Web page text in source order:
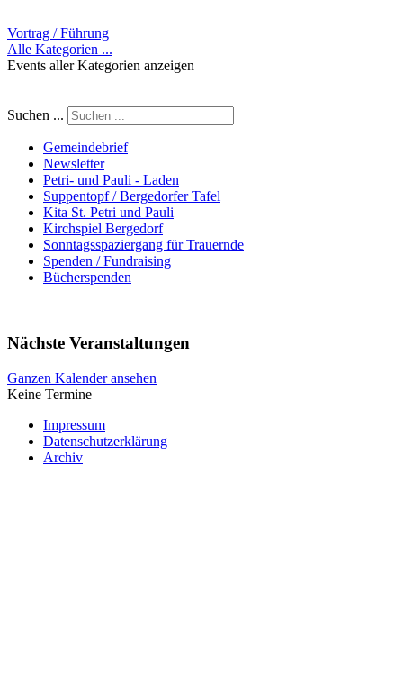
Vortrag / Führung
Alle Kategorien ...
Events aller Kategorien anzeigen
Suchen ...
Gemeindebrief
Newsletter
Petri- und Pauli - Laden
Suppentopf / Bergedorfer Tafel
Kita St. Petri und Pauli
Kirchspiel Bergedorf
Sonntagsspaziergang für Trauernde
Spenden / Fundraising
Bücherspenden
Nächste Veranstaltungen
Ganzen Kalender ansehen
Keine Termine
Impressum
Datenschutzerklärung
Archiv